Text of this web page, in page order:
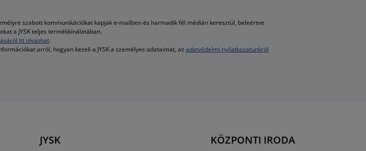
szabott kommunikációkat kapjak e-mailben és harmadik fél médián keresztül, beleértve
a JYSK teljes termékkínálatában.
itt olvashat.
arról, hogyan kezeli a JYSK a személyes adataimat, az adatvédelmi nyilatkozatunkról
JYSK KÖZPONTI IRODA